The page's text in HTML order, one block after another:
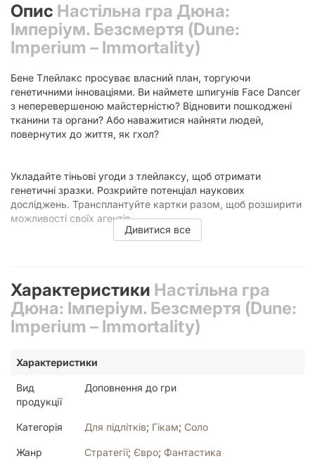
Опис Настільна гра Дюна:
Імперіум. Безсмертя (Dune:
Imperium – Immortality)
Бене Тлейлакс просуває власний план, торгуючи
генетичними інноваціями. Ви наймете шпигунів Face Dancer
з неперевершеною майстерністю? Відновити пошкоджені
тканини та органи? Або наважитися найняти людей,
повернутих до життя, як гхол?
Укладайте тіньові угоди з тлейлаксу, щоб отримати
генетичні зразки. Розкрийте потенціал наукових
досліджень. Трансплантуйте картки разом, щоб розширити
можливості своїх агентів.
Дивитися все
Характеристики Настільна гра
Дюна: Імперіум. Безсмертя (Dune:
Imperium – Immortality)
Характеристики
Вид
продукції
Доповнення до гри
Категорія Для підлітків; Гікам; Соло
Жанр Стратегії; Євро; Фантастика